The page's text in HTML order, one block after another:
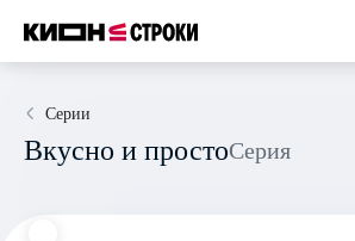
Серии
Вкусно и просто Серия